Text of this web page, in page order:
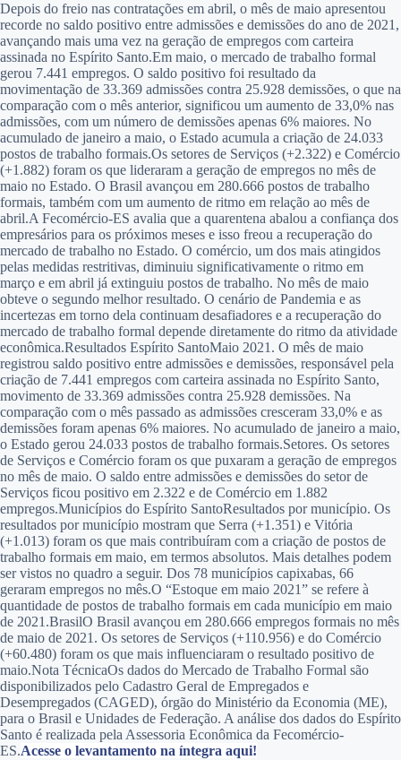
Depois do freio nas contratações em abril, o mês de maio apresentou
recorde no saldo positivo entre admissões e demissões do ano de 2021,
avançando mais uma vez na geração de empregos com carteira
assinada no Espírito Santo.Em maio, o mercado de trabalho formal
gerou 7.441 empregos. O saldo positivo foi resultado da
movimentação de 33.369 admissões contra 25.928 demissões, o que na
comparação com o mês anterior, significou um aumento de 33,0% nas
admissões, com um número de demissões apenas 6% maiores. No
acumulado de janeiro a maio, o Estado acumula a criação de 24.033
postos de trabalho formais.Os setores de Serviços (+2.322) e Comércio
(+1.882) foram os que lideraram a geração de empregos no mês de
maio no Estado. O Brasil avançou em 280.666 postos de trabalho
formais, também com um aumento de ritmo em relação ao mês de
abril.A Fecomércio-ES avalia que a quarentena abalou a confiança dos
empresários para os próximos meses e isso freou a recuperação do
mercado de trabalho no Estado. O comércio, um dos mais atingidos
pelas medidas restritivas, diminuiu significativamente o ritmo em
março e em abril já extinguiu postos de trabalho. No mês de maio
obteve o segundo melhor resultado. O cenário de Pandemia e as
incertezas em torno dela continuam desafiadores e a recuperação do
mercado de trabalho formal depende diretamente do ritmo da atividade
econômica.Resultados Espírito SantoMaio 2021. O mês de maio
registrou saldo positivo entre admissões e demissões, responsável pela
criação de 7.441 empregos com carteira assinada no Espírito Santo,
movimento de 33.369 admissões contra 25.928 demissões. Na
comparação com o mês passado as admissões cresceram 33,0% e as
demissões foram apenas 6% maiores. No acumulado de janeiro a maio,
o Estado gerou 24.033 postos de trabalho formais.Setores. Os setores
de Serviços e Comércio foram os que puxaram a geração de empregos
no mês de maio. O saldo entre admissões e demissões do setor de
Serviços ficou positivo em 2.322 e de Comércio em 1.882
empregos.Municípios do Espírito SantoResultados por município. Os
resultados por município mostram que Serra (+1.351) e Vitória
(+1.013) foram os que mais contribuíram com a criação de postos de
trabalho formais em maio, em termos absolutos. Mais detalhes podem
ser vistos no quadro a seguir. Dos 78 municípios capixabas, 66
geraram empregos no mês.O “Estoque em maio 2021” se refere à
quantidade de postos de trabalho formais em cada município em maio
de 2021.BrasilO Brasil avançou em 280.666 empregos formais no mês
de maio de 2021. Os setores de Serviços (+110.956) e do Comércio
(+60.480) foram os que mais influenciaram o resultado positivo de
maio.Nota TécnicaOs dados do Mercado de Trabalho Formal são
disponibilizados pelo Cadastro Geral de Empregados e
Desempregados (CAGED), órgão do Ministério da Economia (ME),
para o Brasil e Unidades de Federação. A análise dos dados do Espírito
Santo é realizada pela Assessoria Econômica da Fecomércio-
ES.Acesse o levantamento na íntegra aqui!